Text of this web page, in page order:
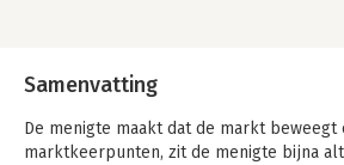
Samenvatting
De menigte maakt dat de markt
marktkeerpunten, zit de menigte bijna